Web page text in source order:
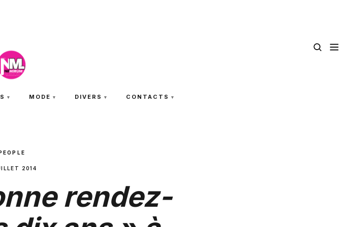
MODE DIVERS CONTACTS
2014
rendez-